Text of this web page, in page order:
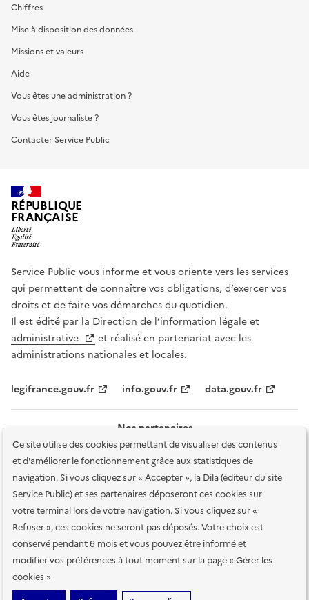
Ce site utilise des cookies permettant de visualiser des contenus
et d'améliorer le fonctionnement grâce aux statistiques de
navigation. Si vous cliquez sur « Accepter », la Dila (éditeur du site
Service Public) et ses partenaires déposeront ces cookies sur
votre terminal lors de votre navigation. Si vous cliquez sur «
Refuser », ces cookies ne seront pas déposés. Votre choix est
conservé pendant 6 mois et vous pouvez être informé et
modifier vos préférences à tout moment sur la page « Gérer les
cookies »
Chiffres
Mise à disposition des données
Missions et valeurs
Aide
Vous êtes une administration ?
Vous êtes journaliste ?
Contacter Service Public
RÉPUBLIQUE
FRANÇAISE
Service Public vous informe et vous oriente vers les services
qui permettent de connaître vos obligations, d’exercer vos
droits et de faire vos démarches du quotidien.
Il est édité par la Direction de l’information légale et
administrative
et réalisé en partenariat avec les
administrations nationales et locales.
legifrance.gouv.fr info.gouv.fr data.gouv.fr
Nos partenaires
Plan du site Accessibilité : totalement conforme
Accessibilité des
services en ligne Mentions légales Données personnelles et sécurité
Conditions générales d'utilisation Gestion des cookies
Sauf mention contraire, tous les contenus de ce site sont sous